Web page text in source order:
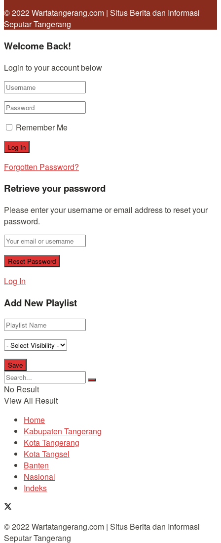
© 2022 Wartatangerang.com | Situs Berita dan Informasi
Seputar Tangerang
Welcome Back!
Login to your account below
Remember Me
Forgotten Password?
Retrieve your password
Please enter your username or email address to reset your
password.
Log In
Add New Playlist
No Result
View All Result
Home
Kabupaten Tangerang
Kota Tangerang
Kota Tangsel
Banten
Nasional
Indeks
© 2022 Wartatangerang.com | Situs Berita dan Informasi
Seputar Tangerang